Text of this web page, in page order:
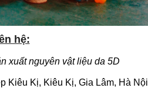
hệ:
xuất nguyên vật liệu da 5D
Kiêu Kị, Kiêu Kị, Gia Lâm, Hà Nội